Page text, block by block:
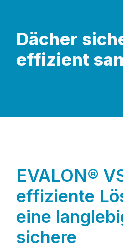
Dächer
effizient
EVALON®
effiziente
eine
sichere